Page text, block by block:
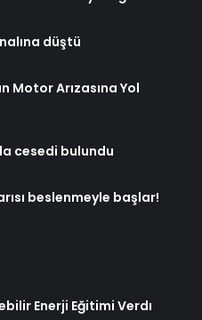
düştü
Motor Arızasına Yol
cesedi bulundu
beslenmeyle başlar!
Enerji Eğitimi Verdı